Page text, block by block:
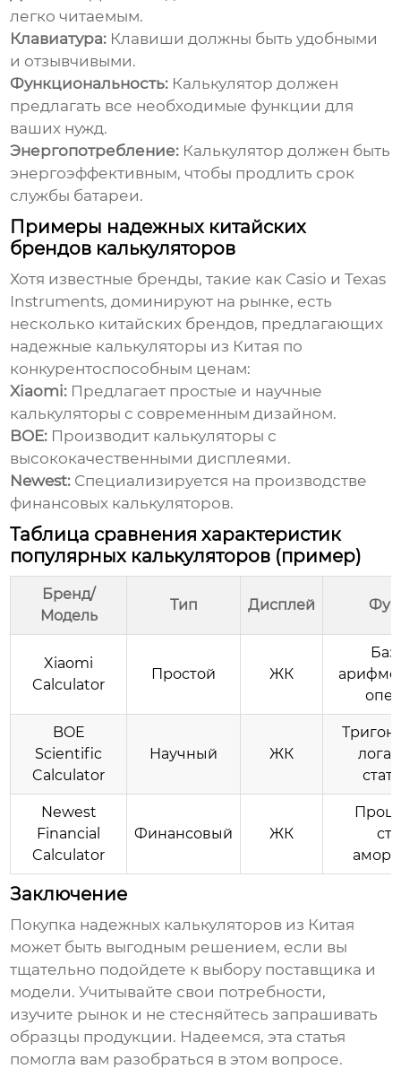
легко читаемым.
Клавиатура: Клавиши должны быть удобными
и отзывчивыми.
Функциональность: Калькулятор должен
предлагать все необходимые функции для
ваших нужд.
Энергопотребление: Калькулятор должен быть
энергоэффективным, чтобы продлить срок
службы батареи.
Примеры надежных китайских
брендов калькуляторов
Хотя известные бренды, такие как Casio и Texas
Instruments, доминируют на рынке, есть
несколько китайских брендов, предлагающих
надежные калькуляторы из Китая по
конкурентоспособным ценам:
Xiaomi: Предлагает простые и научные
калькуляторы с современным дизайном.
BOE: Производит калькуляторы с
высококачественными дисплеями.
Newest: Специализируется на производстве
финансовых калькуляторов.
Таблица сравнения характеристик
популярных калькуляторов (пример)
Бренд/
Модель
Тип Дисплей
Xiaomi
Calculator
Простой ЖК
BOE
Scientific
Calculator
Научный ЖК
Newest
Financial
Calculator
Финансовый ЖК
Заключение
Покупка надежных калькуляторов из Китая
может быть выгодным решением, если вы
тщательно подойдете к выбору поставщика и
модели. Учитывайте свои потребности,
изучите рынок и не стесняйтесь запрашивать
образцы продукции. Надеемся, эта статья
помогла вам разобраться в этом вопросе.